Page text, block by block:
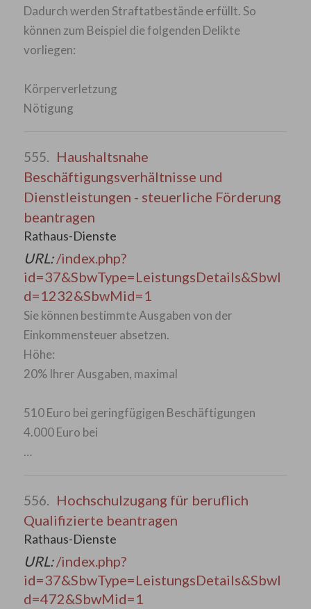
Dadurch werden Straftatbestände erfüllt. So
können zum Beispiel die folgenden Delikte
vorliegen:
Körperverletzung
Nötigung
555. Haushaltsnahe
Beschäftigungsverhältnisse und
Dienstleistungen - steuerliche Förderung
beantragen
Rathaus-Dienste
URL:/index.php?
id=37&SbwType=LeistungsDetails&SbwI
d=1232&SbwMid=1
Sie können bestimmte Ausgaben von der
Einkommensteuer absetzen.
Höhe:
20% Ihrer Ausgaben, maximal
510 Euro bei geringfügigen Beschäftigungen
4.000 Euro bei
…
556. Hochschulzugang für beruflich
Qualifizierte beantragen
Rathaus-Dienste
URL:/index.php?
id=37&SbwType=LeistungsDetails&SbwI
d=472&SbwMid=1